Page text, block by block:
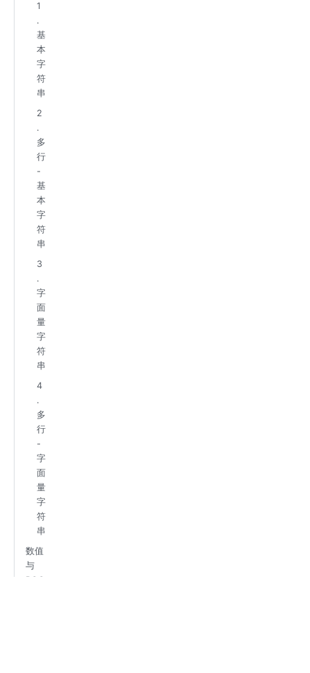
1
.
基
本
字
符
串
2
.
多
行
-
基
本
字
符
串
3
.
字
面
量
字
符
串
4
.
多
行
-
字
面
量
字
符
串
数值
与
BOO